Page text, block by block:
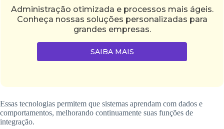
Administração otimizada e processos mais ágeis.
Conheça nossas soluções personalizadas para
grandes empresas.
SAIBA MAIS
Essas tecnologias permitem que sistemas aprendam com dados e
comportamentos, melhorando continuamente suas funções de
integração.